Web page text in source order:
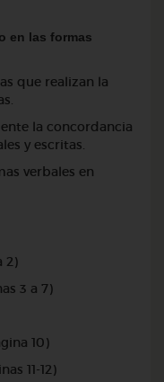
en las formas
que realizan la
la concordancia
y escritas.
verbales en
2)
3 a 7)
10)
11-12)